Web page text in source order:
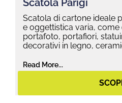
Scatola Parigi
Scatola di cartone ideale
e oggettistica varia, come
portafoto, portafiori,
decorativi in legno,
Read More...